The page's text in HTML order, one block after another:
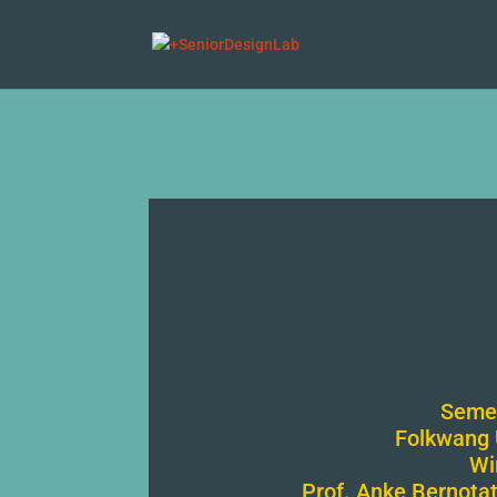
Prof. Anke